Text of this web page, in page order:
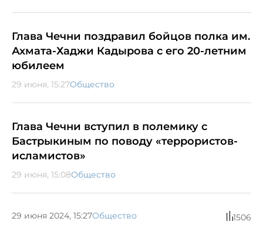
Глава Чечни поздравил бойцов полка им.
Ахмата-Хаджи Кадырова с его 20-летним
юбилеем
29 июня, 15:27Общество
Глава Чечни вступил в полемику с
Бастрыкиным по поводу «террористов-
исламистов»
29 июня, 15:08Общество
29 июня 2024, 15:27Общество 1506